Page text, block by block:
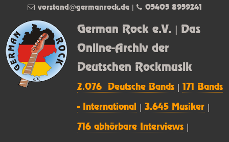
German Rock e.V. | Das
Online-Archiv der
Deutschen Rockmusik
2.076 Deutsche Bands |171 Bands
- International |3.645 Musiker
716 abhörbare Interviews
vorstand@germanrock.de| 05405 8959241